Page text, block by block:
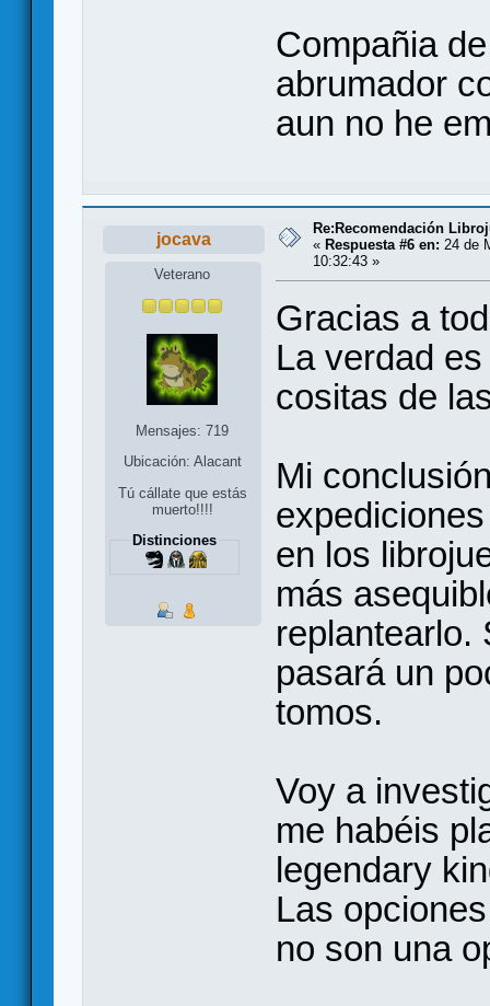
Compañia
abrumador
aun no he
jocava
Veterano
Mensajes: 719
Ubicación: Alacant
Tú cállate que estás
muerto!!!!
Distinciones
Re:Recomendación
« Respuesta #6 en: 24 de
10:32:43 »
Gracias a
La verdad
cositas de
Mi
en los
más
replantearlo.
pasará un
tomos.
Voy a
me habéis
legendary
Las
no son una